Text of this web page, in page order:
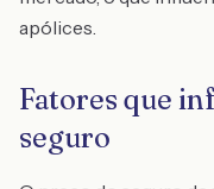
apólices.
Fatores que
seguro